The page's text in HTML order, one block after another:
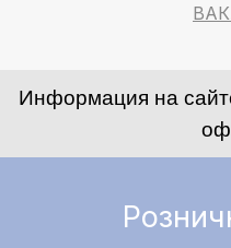
Информация на